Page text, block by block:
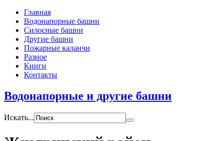
Главная
Водонапорные башни
Силосные башни
Другие башни
Пожарные каланчи
Разное
Книги
Контакты
Водонапорные и другие башни
Искать...